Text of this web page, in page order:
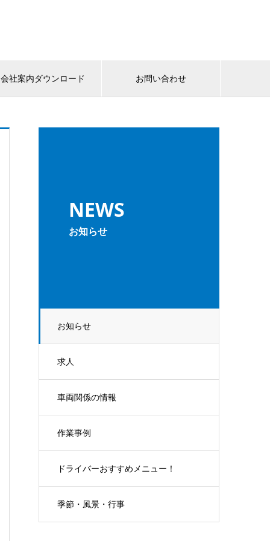
会社案内ダウンロード お問い合わせ
NEWS
お知らせ
お知らせ
求人
車両関係の情報
作業事例
ドライバーおすすめメニュー！
季節・風景・行事